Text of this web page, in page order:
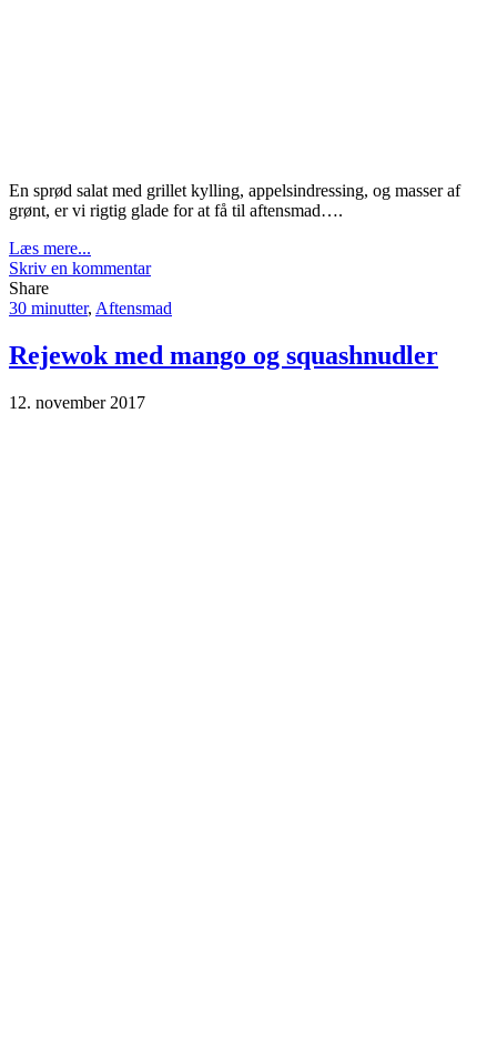
En sprød salat med grillet kylling, appelsindressing, og masser af
grønt, er vi rigtig glade for at få til aftensmad….
Læs mere...
Skriv en kommentar
Share
30 minutter, Aftensmad
Rejewok med mango og squashnudler
12. november 2017